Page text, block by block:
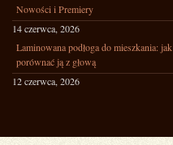
Nowości i Premiery
14 czerwca, 2026
Laminowana podłoga do mieszkania: jak
porównać ją z głową
12 czerwca, 2026